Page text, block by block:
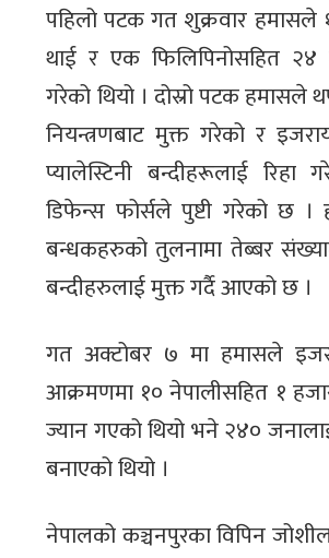
पहिलो पटक गत शुक्रवार हमासले
थाई र एक फिलिपिनोसहित २४
गरेको थियो । दोस्रो पटक हमासले
नियन्त्रणबाट मुक्त गरेको र
प्यालेस्टिनी बन्दीहरूलाई रिहा
डिफेन्स फोर्सले पुष्टी गरेको छ
बन्धकहरुको तुलनामा तेब्बर
बन्दीहरुलाई मुक्त गर्दै आएको छ ।
गत अक्टोबर ७ मा हमासले
आक्रमणमा १० नेपालीसहित १
ज्यान गएको थियो भने २४०
बनाएको थियो ।
नेपालको कञ्चनपुरका विपिन